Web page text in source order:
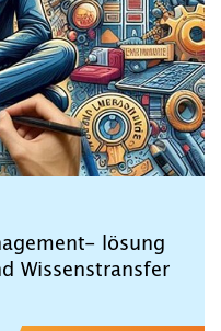
lösung
Wissenstransfer